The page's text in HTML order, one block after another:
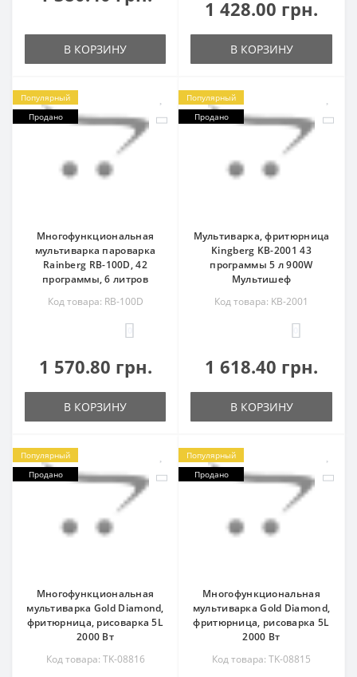
В КОРЗИНУ
1 428.00 грн.
В КОРЗИНУ
Популярный
Продано
Многофункциональная
мультиварка пароварка
Rainberg RB-100D, 42
программы, 6 литров
Код товара: RB-100D
1 570.80 грн.
В КОРЗИНУ
Популярный
Продано
Мультиварка, фритюрница
Kingberg KB-2001 43
программы 5 л 900W
Мультишеф
Код товара: KB-2001
1 618.40 грн.
В КОРЗИНУ
Популярный
Продано
Многофункциональная
мультиварка Gold Diamond,
фритюрница, рисоварка 5L
2000 Вт
Код товара: TK-08816
Популярный
Продано
Многофункциональная
мультиварка Gold Diamond,
фритюрница, рисоварка 5L
2000 Вт
Код товара: TK-08815